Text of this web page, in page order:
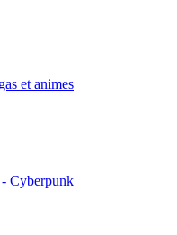
et animes
- Cyberpunk